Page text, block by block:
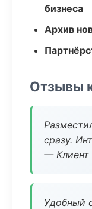
бизнеса
Архив
Отзывы
сразу.
— Клиент
Удобный